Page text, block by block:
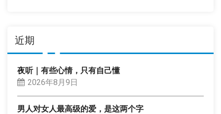
近期
夜听｜有些心情，只有自己懂
2026年8月9日
男人对女人最高级的爱，是这两个字